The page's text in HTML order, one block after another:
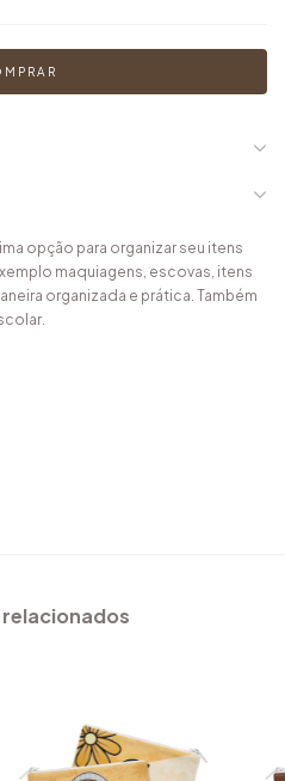
opção para organizar seu itens
maquiagens, escovas, itens
organizada e prática. Também